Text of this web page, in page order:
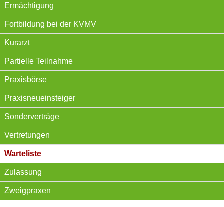
Ermächtigung
Fortbildung bei der KVMV
Kurarzt
Partielle Teilnahme
Praxisbörse
Praxisneueinsteiger
Sonderverträge
Vertretungen
Warteliste
Zulassung
Zweigpraxen